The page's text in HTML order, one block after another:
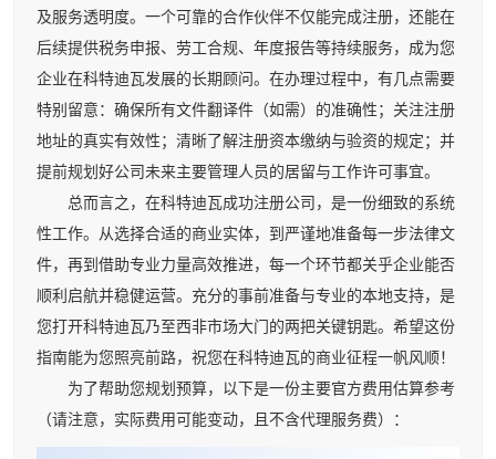
及服务透明度。一个可靠的合作伙伴不仅能完成注册，还能在
后续提供税务申报、劳工合规、年度报告等持续服务，成为您
企业在科特迪瓦发展的长期顾问。在办理过程中，有几点需要
特别留意：确保所有文件翻译件（如需）的准确性；关注注册
地址的真实有效性；清晰了解注册资本缴纳与验资的规定；并
提前规划好公司未来主要管理人员的居留与工作许可事宜。
总而言之，在科特迪瓦成功注册公司，是一份细致的系统
性工作。从选择合适的商业实体，到严谨地准备每一步法律文
件，再到借助专业力量高效推进，每一个环节都关乎企业能否
顺利启航并稳健运营。充分的事前准备与专业的本地支持，是
您打开科特迪瓦乃至西非市场大门的两把关键钥匙。希望这份
指南能为您照亮前路，祝您在科特迪瓦的商业征程一帆风顺！
为了帮助您规划预算，以下是一份主要官方费用估算参考
（请注意，实际费用可能变动，且不含代理服务费）：